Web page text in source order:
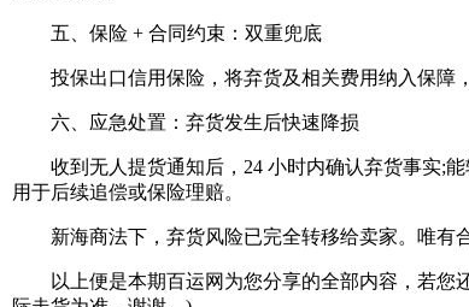
五、保险 + 合同约束：双重兜底
投保出口信用保险，将弃货及相关费用纳入保障，
六、应急处置：弃货发生后快速降损
收到无人提货通知后，24 小时内确认弃货事实;能
用于后续追偿或保险理赔。
新海商法下，弃货风险已完全转移给卖家。唯有合
以上便是本期百运网为您分享的全部内容，若您还